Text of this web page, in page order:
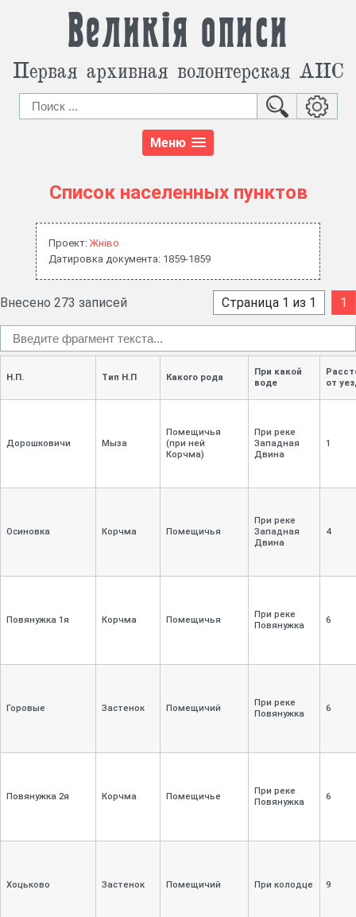
Великія описи
Первая архивная волонтерская АИС
Меню
Список населенных пунктов
Проект: Жнiво
Датировка документа: 1859-1859
Внесено 273 записей Страница 1 из 1 1
Н.П. Тип Н.П Какого рода
При какой
воде
от
Дорошковичи Мыза
Помещичья
(при ней
Корчма)
При реке
Западная
Двина
1
Осиновка Корчма Помещичья
При реке
Западная
Двина
4
Повянужка 1я Корчма Помещичья
При реке
Повянужка
6
Горовые Застенок Помещичий
При реке
Повянужка
6
Повянужка 2я Корчма Помещичье
При реке
Повянужка
6
Хоцьково Застенок Помещичий При колодце 9